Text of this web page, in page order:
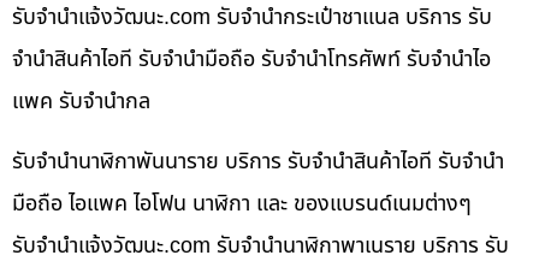
รับจํานําแจ้งวัฒนะ.com รับจำนำกระเป๋าชาแนล บริการ รับ
จำนำสินค้าไอที รับจำนำมือถือ รับจำนำโทรศัพท์ รับจำนำไอ
แพค รับจำนำกล
รับจำนำนาฬิกาพันนาราย บริการ รับจำนำสินค้าไอที รับจำนำ
มือถือ ไอแพค ไอโฟน นาฬิกา และ ของแบรนด์เนมต่างๆ
รับจํานําแจ้งวัฒนะ.com รับจำนำนาฬิกาพาเนราย บริการ รับ